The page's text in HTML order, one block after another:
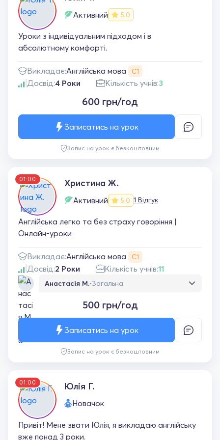
Активний 5.0
Уроки з індивідуальним підходом і в
абсолютному комфорті.
Викладає:Англійська мова С1
Досвід:4 Роки Кількість учнів:3
600 грн/год
Запис на урок є безкоштовним
Записатись на урок
01:00 Христина Ж.
Активний 5.0 1 Відгук
Англійська легко та без страху говоріння |
Онлайн-уроки
Викладає:Англійська мова С1
Досвід:2 Роки Кількість учнів:11
Анастасія М.•Загальна
англійської мови. Дуже класна та
почуваюся впевнено й без страху зробити
помилку. Заняття проходять цікаво, теми
сучасні та актуальні, багато обговорень,
що допомагає краще говорити англійською.
лексика. Дякую за професіоналізм та
мотивацію ☺️
500 грн/год
Запис на урок є безкоштовним
Записатись на урок
01:00 Юлія Г.
Новачок
Привіт! Мене звати Юлія, я викладаю англійську
вже понад 3 роки.